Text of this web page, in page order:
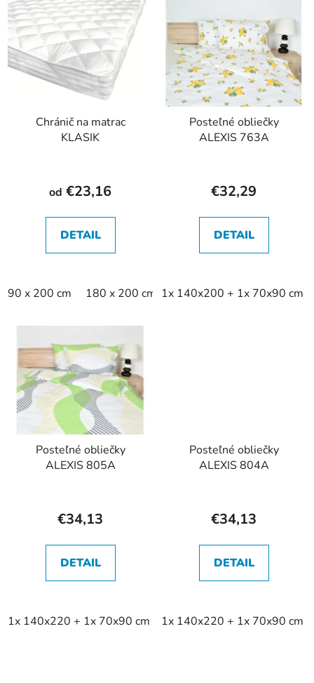
Chránič na matrac
KLASIK
od €23,16
DETAIL
90 x 200 cm 180 x 200 cm
Posteľné obliečky
ALEXIS 763A
€32,29
DETAIL
1x 140x200 + 1x 70x90 cm
Posteľné obliečky
ALEXIS 805A
€34,13
DETAIL
1x 140x220 + 1x 70x90 cm
Posteľné obliečky
ALEXIS 804A
€34,13
DETAIL
1x 140x220 + 1x 70x90 cm